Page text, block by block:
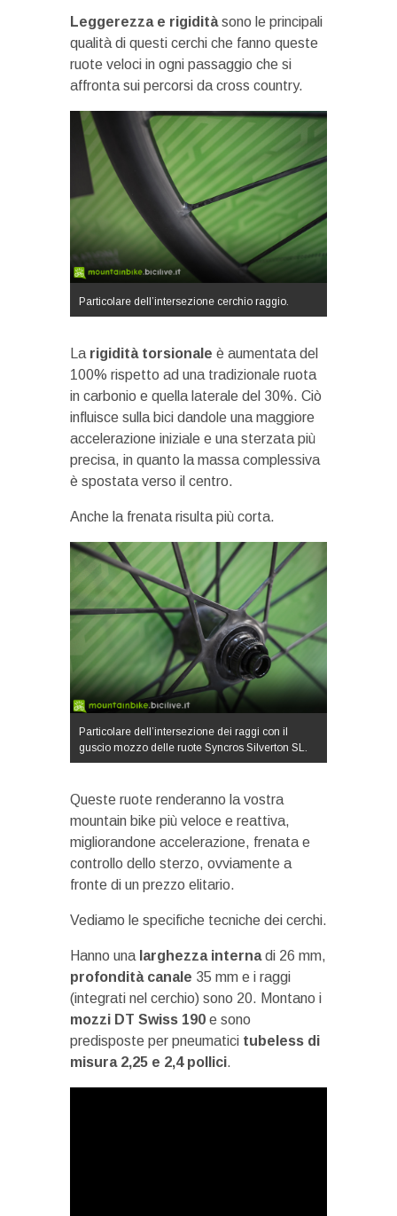
Leggerezza e rigiditàsono le principali
qualità di questi cerchi che fanno queste
ruote veloci in ogni passaggio che si
affronta sui percorsi da cross country.
Particolare dell’intersezione cerchio raggio.
La rigidità torsionale è aumentata del
100% rispetto ad una tradizionale ruota
in carbonio e quella laterale del 30%. Ciò
influisce sulla bici dandole una maggiore
accelerazione iniziale e una sterzata più
precisa, in quanto la massa complessiva
è spostata verso il centro.
Anche la frenata risulta più corta.
Particolare dell’intersezione dei raggi con il
guscio mozzo delle ruote Syncros Silverton SL.
Queste ruote renderanno la vostra
mountain bike più veloce e reattiva,
migliorandone accelerazione, frenata e
controllo dello sterzo, ovviamente a
fronte di un prezzo elitario.
Vediamo le specifiche tecniche dei cerchi.
Hanno una larghezza internadi 26 mm,
profondità canale 35 mm e i raggi
(integrati nel cerchio) sono 20. Montano i
mozzi DT Swiss 190 e sono
predisposte per pneumatici tubeless di
misura 2,25 e 2,4 pollici.